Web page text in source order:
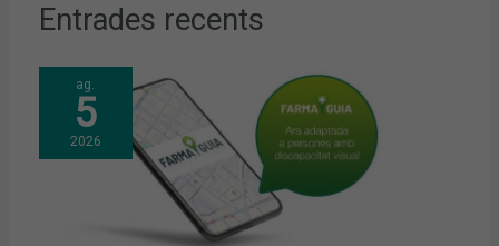
Entrades recents
ag.
5
2026